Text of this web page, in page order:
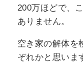
200万ほどで、
ありません。
空き家の解体を
ぞれかと思いま